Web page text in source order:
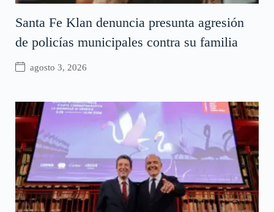
Santa Fe Klan denuncia presunta agresión
de policías municipales contra su familia
agosto 3, 2026